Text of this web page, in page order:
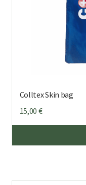
Colltex Skin bag
15,00 €